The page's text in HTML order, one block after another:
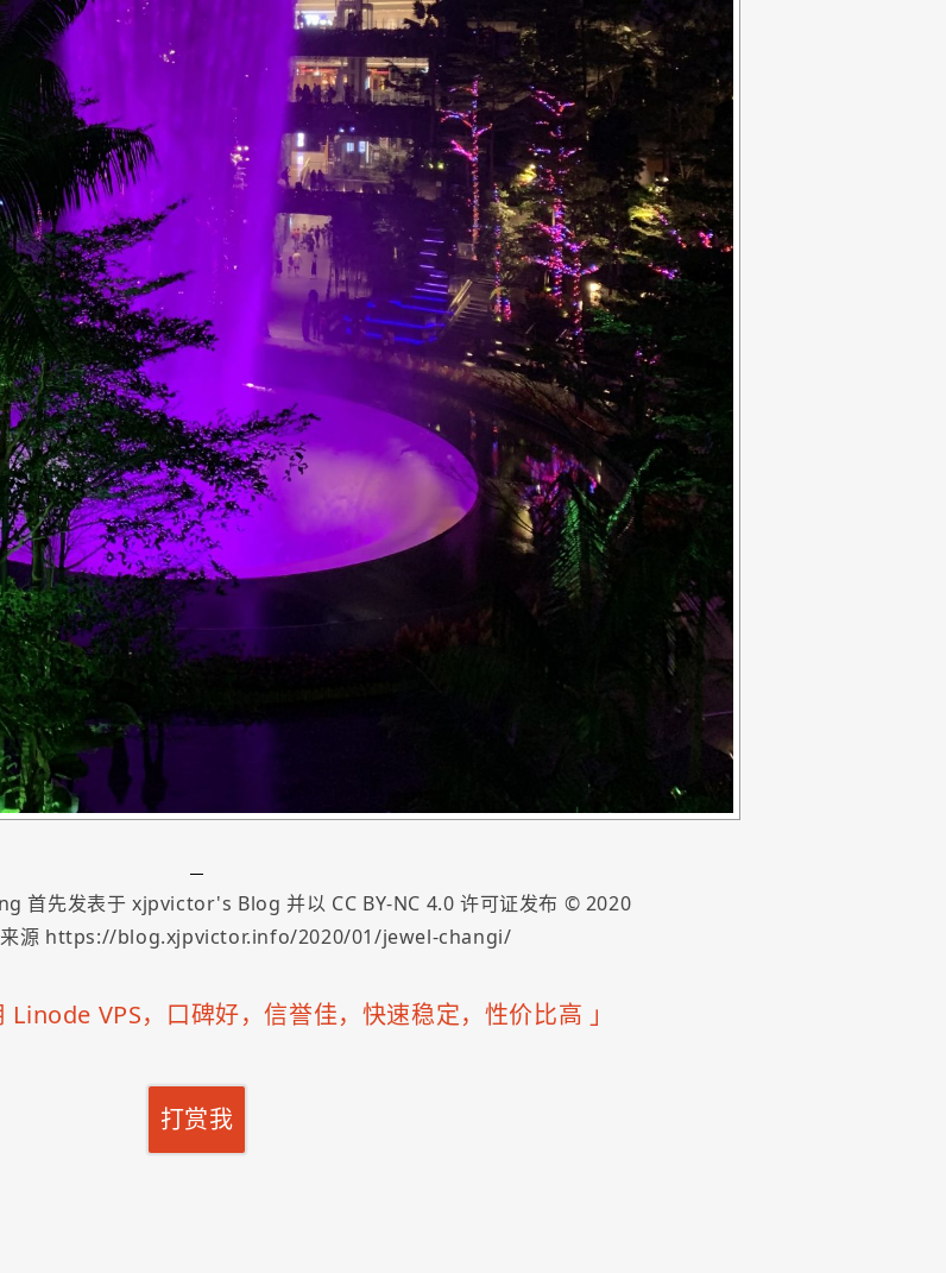
首先发表于xjpvictor's Blog 并以 CC BY-NC 4.0 许可证发布 © 2020
来源 https://blog.xjpvictor.info/2020/01/jewel-changi/
Linode VPS，口碑好，信誉佳，快速稳定，性价比高 」
打赏我